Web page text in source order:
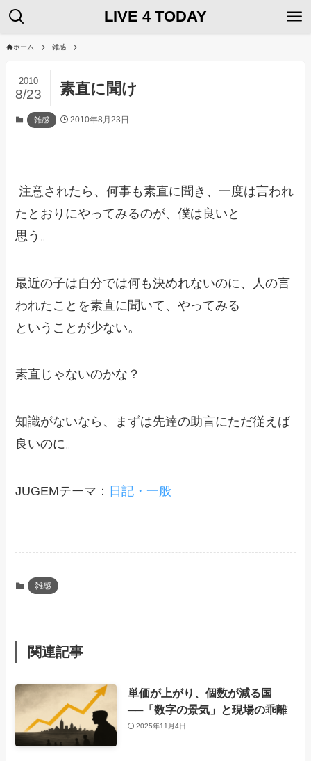
LIVE 4 TODAY
ホーム 雑感
素直に聞け
2010
8/23
雑感 2010年8月23日
注意されたら、何事も素直に聞き、一度は言われ
たとおりにやってみるのが、僕は良いと
思う。
最近の子は自分では何も決めれないのに、人の言
われたことを素直に聞いて、やってみる
ということが少ない。
素直じゃないのかな？
知識がないなら、まずは先達の助言にただ従えば
良いのに。
JUGEMテーマ： 日記・一般
雑感
関連記事
単価が上がり、個数が減る国
──「数字の景気」と現場の乖離
2025年11月4日